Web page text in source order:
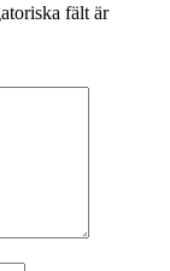
fält är